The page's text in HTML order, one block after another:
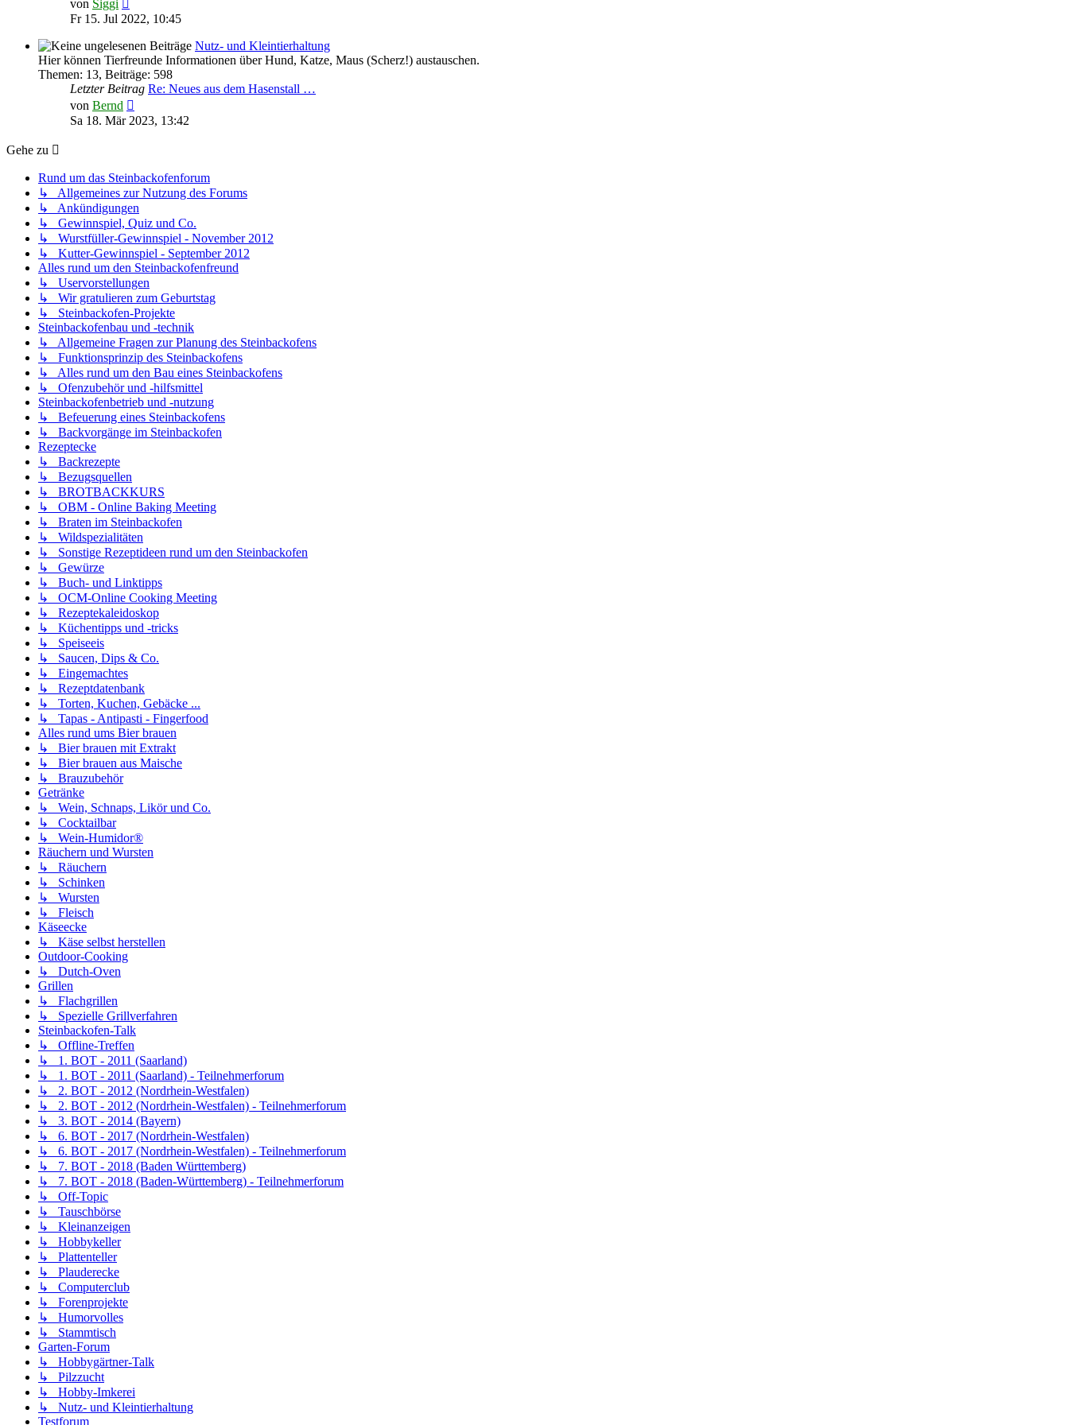
von Siggi
Beitrag
Fr 15. Jul 2022, 10:45
Nutz- und Kleintierhaltung
Hier können Tierfreunde Informationen über Hund, Katze, Maus (Scherz!) austauschen.
Themen: 13, Beiträge: 598
Letzter Beitrag Re: Neues aus dem Hasenstall …
von Bernd
Beitrag
Sa 18. Mär 2023, 13:42
Gehe zu
Rund um das Steinbackofenforum
↳ Allgemeines zur Nutzung des Forums
↳ Ankündigungen
↳ Gewinnspiel, Quiz und Co.
↳ Wurstfüller-Gewinnspiel - November 2012
↳ Kutter-Gewinnspiel - September 2012
Alles rund um den Steinbackofenfreund
↳ Uservorstellungen
↳ Wir gratulieren zum Geburtstag
↳ Steinbackofen-Projekte
Steinbackofenbau und -technik
↳ Allgemeine Fragen zur Planung des Steinbackofens
↳ Funktionsprinzip des Steinbackofens
↳ Alles rund um den Bau eines Steinbackofens
↳ Ofenzubehör und -hilfsmittel
Steinbackofenbetrieb und -nutzung
↳ Befeuerung eines Steinbackofens
↳ Backvorgänge im Steinbackofen
Rezeptecke
↳ Backrezepte
↳ Bezugsquellen
↳ BROTBACKKURS
↳ OBM - Online Baking Meeting
↳ Braten im Steinbackofen
↳ Wildspezialitäten
↳ Sonstige Rezeptideen rund um den Steinbackofen
↳ Gewürze
↳ Buch- und Linktipps
↳ OCM-Online Cooking Meeting
↳ Rezeptekaleidoskop
↳ Küchentipps und -tricks
↳ Speiseeis
↳ Saucen, Dips & Co.
↳ Eingemachtes
↳ Rezeptdatenbank
↳ Torten, Kuchen, Gebäcke ...
↳ Tapas - Antipasti - Fingerfood
Alles rund ums Bier brauen
↳ Bier brauen mit Extrakt
↳ Bier brauen aus Maische
↳ Brauzubehör
Getränke
↳ Wein, Schnaps, Likör und Co.
↳ Cocktailbar
↳ Wein-Humidor®
Räuchern und Wursten
↳ Räuchern
↳ Schinken
↳ Wursten
↳ Fleisch
Käseecke
↳ Käse selbst herstellen
Outdoor-Cooking
↳ Dutch-Oven
Grillen
↳ Flachgrillen
↳ Spezielle Grillverfahren
Steinbackofen-Talk
↳ Offline-Treffen
↳ 1. BOT - 2011 (Saarland)
↳ 1. BOT - 2011 (Saarland) - Teilnehmerforum
↳ 2. BOT - 2012 (Nordrhein-Westfalen)
↳ 2. BOT - 2012 (Nordrhein-Westfalen) - Teilnehmerforum
↳ 3. BOT - 2014 (Bayern)
↳ 6. BOT - 2017 (Nordrhein-Westfalen)
↳ 6. BOT - 2017 (Nordrhein-Westfalen) - Teilnehmerforum
↳ 7. BOT - 2018 (Baden Württemberg)
↳ 7. BOT - 2018 (Baden-Württemberg) - Teilnehmerforum
↳ Off-Topic
↳ Tauschbörse
↳ Kleinanzeigen
↳ Hobbykeller
↳ Plattenteller
↳ Plauderecke
↳ Computerclub
↳ Forenprojekte
↳ Humorvolles
↳ Stammtisch
Garten-Forum
↳ Hobbygärtner-Talk
↳ Pilzzucht
↳ Hobby-Imkerei
↳ Nutz- und Kleintierhaltung
Testforum